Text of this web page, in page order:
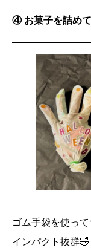
④ お菓子を詰め
ゴム手袋を使っ
インパクト抜群🤣